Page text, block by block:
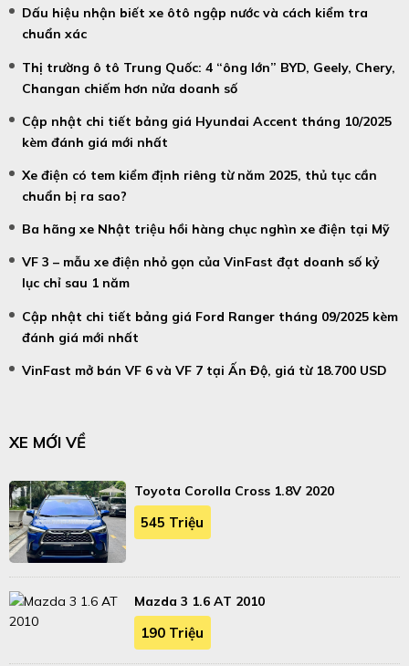
Dấu hiệu nhận biết xe ôtô ngập nước và cách kiểm tra
chuẩn xác
Thị trường ô tô Trung Quốc: 4 “ông lớn” BYD, Geely, Chery,
Changan chiếm hơn nửa doanh số
Cập nhật chi tiết bảng giá Hyundai Accent tháng 10/2025
kèm đánh giá mới nhất
Xe điện có tem kiểm định riêng từ năm 2025, thủ tục cần
chuẩn bị ra sao?
Ba hãng xe Nhật triệu hồi hàng chục nghìn xe điện tại Mỹ
VF 3 – mẫu xe điện nhỏ gọn của VinFast đạt doanh số kỷ
lục chỉ sau 1 năm
Cập nhật chi tiết bảng giá Ford Ranger tháng 09/2025 kèm
đánh giá mới nhất
VinFast mở bán VF 6 và VF 7 tại Ấn Độ, giá từ 18.700 USD
XE MỚI VỀ
Toyota Corolla Cross 1.8V 2020
545 Triệu
Mazda 3 1.6 AT 2010
190 Triệu